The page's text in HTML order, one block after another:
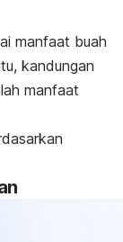
manfaat buah
kandungan
manfaat